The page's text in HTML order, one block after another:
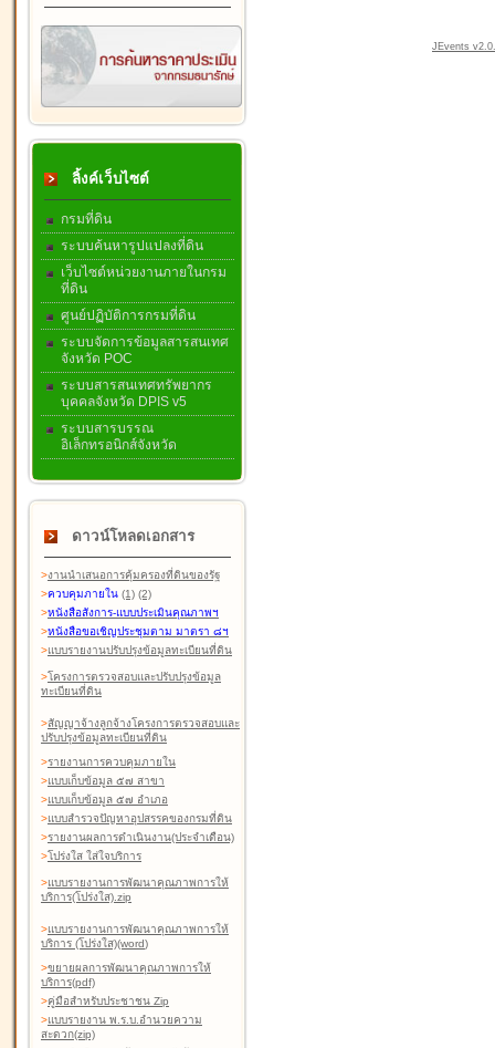
ลิ้งค์เว็บไซต์
กรมที่ดิน
ระบบค้นหารูปแปลงที่ดิน
เว็บไซต์หน่วยงานภายในกรม
ที่ดิน
ศูนย์ปฏิบัติการกรมที่ดิน
ระบบจัดการข้อมูลสารสนเทศ
จังหวัด POC
ระบบสารสนเทศทรัพยากร
บุคคลจังหวัด DPIS v5
ระบบสารบรรณ
อิเล็กทรอนิกส์จังหวัด
ดาวน์โหลดเอกสาร
>งานนำเสนอการคุ้มครองที่ดินของรัฐ
>ควบคุมภายใน (1) (2)
>หนังสือสังการ-แบบประเมินคุณภาพฯ
>หนังสือขอเชิญประชุมตาม มาตรา ๘ฯ
>แบบรายงานปรับปรุงข้อมูลทะเบียนที่ดิน
>โครงการตรวจสอบและปรับปรุงข้อมูล
ทะเบียนที่ดิน
>สัญญาจ้างลูกจ้างโครงการตรวจสอบและ
ปรับปรุงข้อมูลทะเบียนที่ดิน
>รายงานการควบคุมภายใน
>แบบเก็บข้อมูล ๕๗ สาขา
>แบบเก็บข้อมูล ๕๗ อำเภอ
>แบบสำรวจปัญหาอุปสรรคของกรมที่ดิน
>รายงานผลการดำเนินงาน(ประจำเดือน)
>โปร่งใส ใส่ใจบริการ
>แบบรายงานการพัฒนาคุณภาพการให้
บริการ(โปร่งใส).zip
>แบบรายงานการพัฒนาคุณภาพการให้
บริการ (โปร่งใส)(word)
>ขยายผลการพัฒนาคุณภาพการให้
บริการ(pdf)
>คู่มือสำหรับประชาชน Zip
>แบบรายงาน พ.ร.บ.อำนวยความ
สะดวก(zip)
JEvents